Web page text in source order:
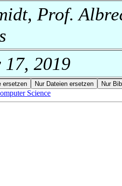
Prof.
17, 2019
Science